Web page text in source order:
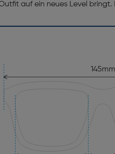
auf ein neues Level bringt.
145mm